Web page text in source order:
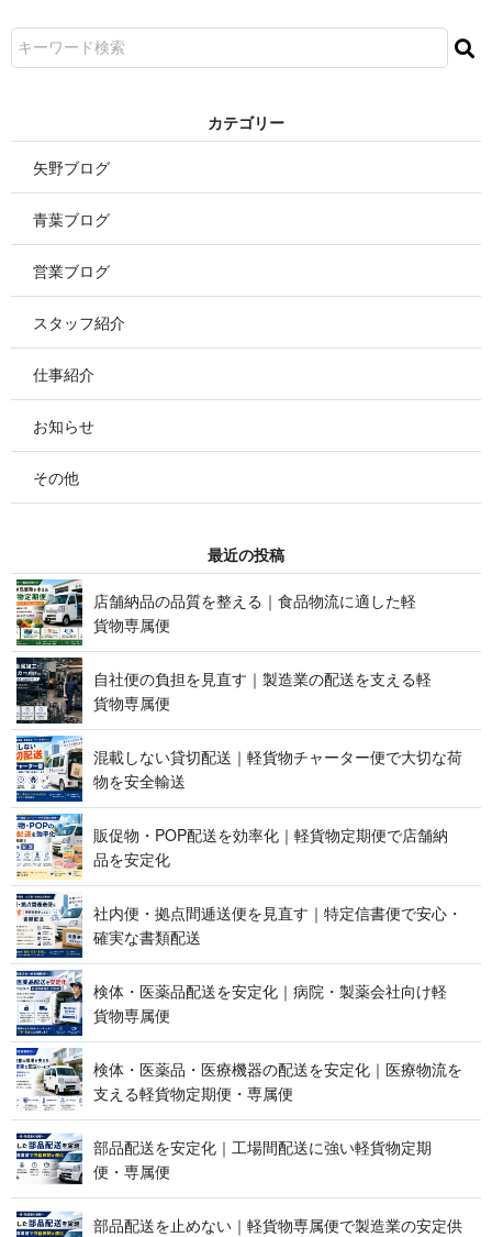
カ テ ゴ リ ー
矢野ブログ
青葉ブログ
営業ブログ
スタッフ紹介
仕事紹介
お知らせ
その他
最 近 の 投 稿
店舗納品の品質を整える｜食品物流に適した軽
貨 物 専 属 便
自社便の負担を見直す｜製造業の配送を支える軽
貨 物 専 属 便
混載しない貸切配送｜軽貨物チャーター便で大切な荷
物を 安 全 輸 送
販促物・POP配送を効率化｜軽貨物定期便で店舗納
品 を 安 定 化
社内便・拠点間逓送便を見直す｜特定信書便で安心・
確実な 書 類 配 送
検体・医薬品配送を安定化｜病院・製薬会社向け軽
貨 物 専 属 便
検体・医薬品・医療機器の配送を安定化｜医療物流を
支える軽貨物定期便 ・ 専 属 便
部品配送を安定化｜工場間配送に強い軽貨物定期
便 ・ 専 属 便
部品配送を止めない｜軽貨物専属便で製造業の安定供